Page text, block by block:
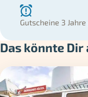
Gutscheine 3
Das könnte